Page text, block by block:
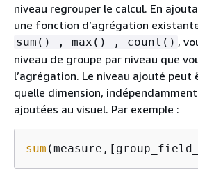
niveau regrouper le calcul. En
une fonction d’agrégation
sum() , max() , count() ,
niveau de groupe par niveau que
l’agrégation. Le niveau ajouté peut
quelle dimension,
ajoutées au visuel. Par exemple :
sum